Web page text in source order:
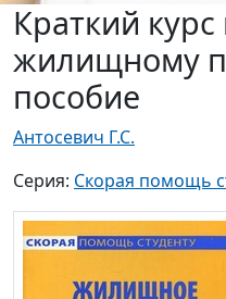
Краткий курс
жилищному
пособие
Антосевич Г.С.
Серия: Скорая помощь